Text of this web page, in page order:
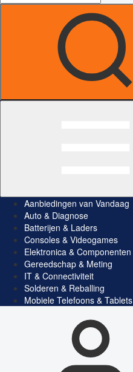
Aanbiedingen van Vandaag
Auto & Diagnose
Batterijen & Laders
Consoles & Videogames
Elektronica & Componenten
Gereedschap & Meting
IT & Connectiviteit
Solderen & Reballing
Mobiele Telefoons & Tablets